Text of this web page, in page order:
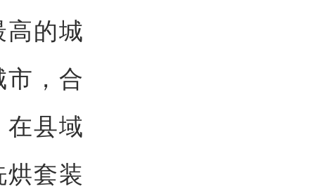
的城
，合
县域
套装